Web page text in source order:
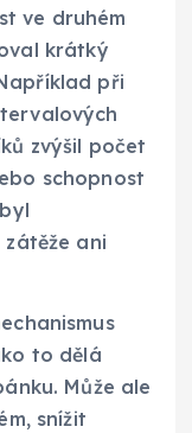
ve druhém
krátký
při
zvýšil počet
schopnost
ani
to dělá
Může ale
snížit